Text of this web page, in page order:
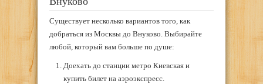
Существует несколько вариантов того, как
добраться из Москвы до Внуково. Выбирайте
любой, который вам больше по душе:
Доехать до станции метро Киевская и
купить билет на аэроэкспресс.